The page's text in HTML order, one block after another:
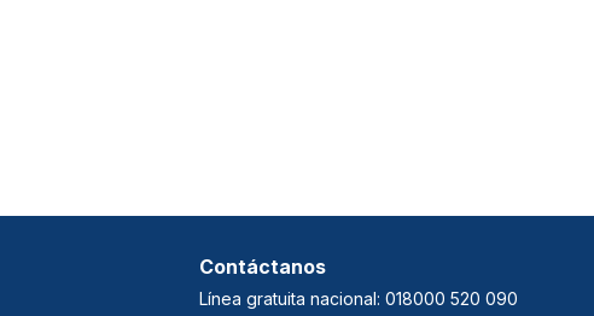
Contáctanos
Línea gratuita nacional: 018000 520 090